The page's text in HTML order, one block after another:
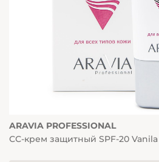
ARAVIA PROFESSIONAL
СС-крем защитный SPF-20 Vanila